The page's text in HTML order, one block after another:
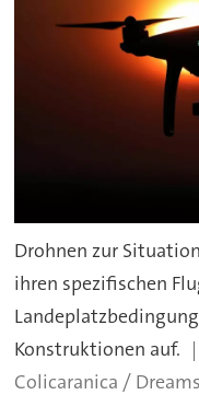
Drohnen zur
ihren spezifischen
Konstruktionen auf.
Colicaranica /